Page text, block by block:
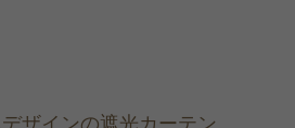
ザインの遮光カーテン